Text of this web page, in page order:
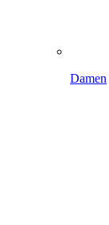
Damen